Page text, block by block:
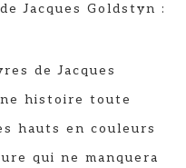
Jacques Goldstyn :
de Jacques
histoire toute
hauts en couleurs
qui ne manquera